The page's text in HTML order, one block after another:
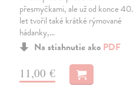
přesmyčkami, ale už od konce 40.
let tvořil také krátké rýmované
hádanky,…
Na stiahnutie ako PDF
11,00 €